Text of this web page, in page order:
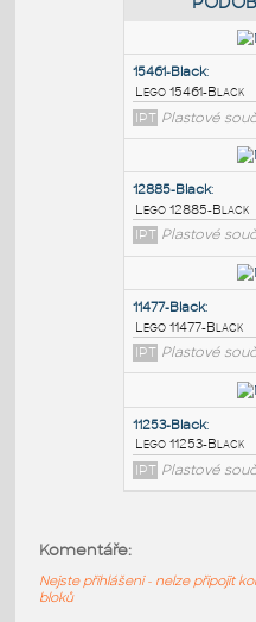
15461-Black:
Lego 15461-
IPT
12885-Black:
Lego 12885-
IPT
Lego 11477-
Komentáře:
Nejste přihlášeni - nelze připojit
bloků